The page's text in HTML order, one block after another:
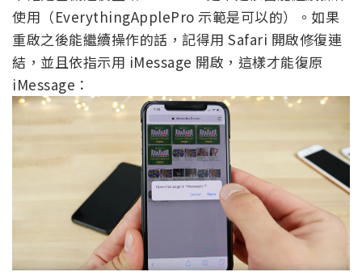
使用（EverythingApplePro 示範是可以的）。如果
重啟之後能繼續操作的話，記得用 Safari 開啟修復連
結，並且依指示用 iMessage 開啟，這樣才能復原
iMessage：